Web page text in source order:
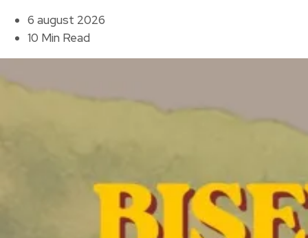
6 august 2026
10 Min Read